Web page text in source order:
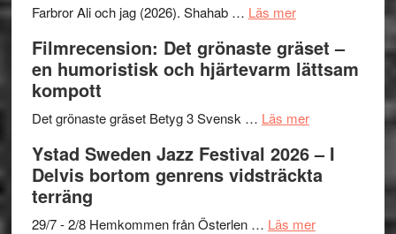
Want
Believe
–
Frankenshtey
med
Fox
och
presenterar
nya
titlar
årets
Farbror Ali och jag (2026). Shahab … Läs merom
Shahab
Mehrabi
Filmstadens
stipendium
Filmrecension: Det grönaste gräset –
en humoristisk och hjärtevarm lättsam
kompott
Det grönaste gräset Betyg 3 Svensk … Läs merom
Det
grönaste
–
Ystad Sweden Jazz Festival 2026 – I
Delvis bortom genrens vidsträckta
terräng
29/7 - 2/8 Hemkommen från Österlen … Läs merom